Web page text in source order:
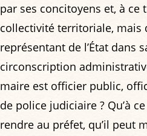
par ses concitoyens et, à ce
collectivité territoriale, mais
représentant de l’État dans
circonscription
maire est officier public,
de police judiciaire ? Qu’à
rendre au préfet, qu’il peut